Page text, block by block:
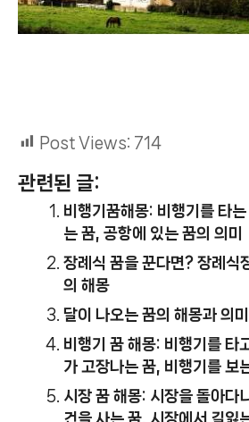
Post Views: 714
관련된 글:
비행기꿈해몽: 비행기를 타
는 꿈, 공항에 있는 꿈의 의미
장례식 꿈을 꾼다면? 장례식
의 해몽
달이 나오는 꿈의 해몽과 의미
비행기 꿈 해몽: 비행기를 타
가 고장나는 꿈, 비행기를 보
시장 꿈 해몽: 시장을 돌아다
건을 사는 꿈, 시장에서 길잃